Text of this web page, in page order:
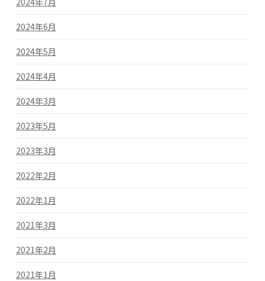
2024年6月
2024年5月
2024年4月
2024年3月
2023年5月
2023年3月
2022年2月
2022年1月
2021年3月
2021年2月
2021年1月